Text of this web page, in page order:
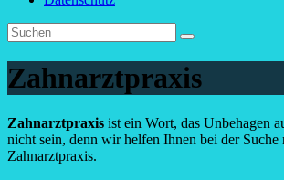
Zahnarztpraxis
Zahnarztpraxis ist ein Wort, das Unbehagen
nicht sein, denn wir helfen Ihnen bei der Suche
Zahnarztpraxis.